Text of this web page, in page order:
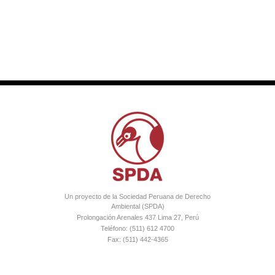
Un proyecto de la Sociedad Peruana de Derecho
Ambiental (SPDA)
Prolongación Arenales 437 Lima 27, Perú
Teléfono: (511) 612 4700
Fax: (511) 442-4365